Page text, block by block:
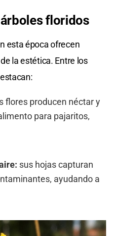
floridos
esta época ofrecen
la estética. Entre los
flores producen néctar y
para pajaritos,
sus hojas capturan
ayudando a